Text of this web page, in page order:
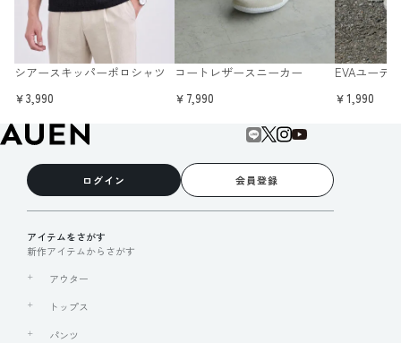
シアースキッパーポロシャツ
￥3,990
コートレザースニーカー
￥7,990
EVAユーテ
￥1,990
ログイン 会員登録
アイテムをさがす
新作アイテムからさがす
アウター
トップス
パンツ